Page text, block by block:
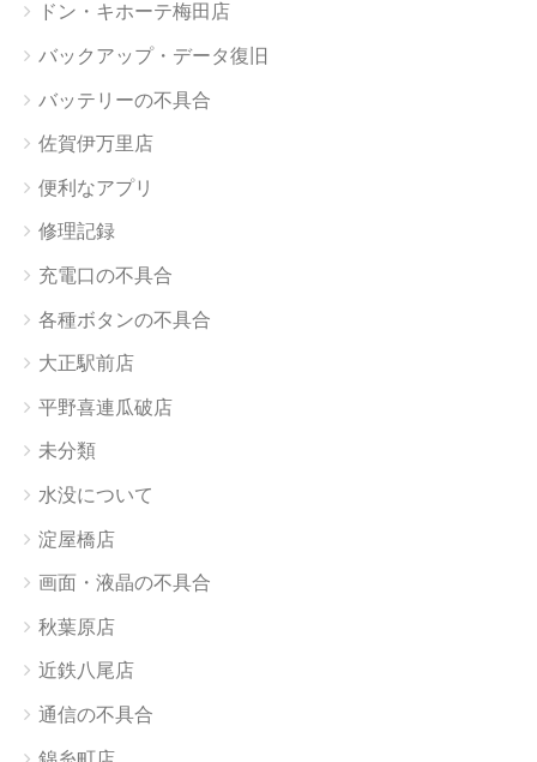
ドン・キホーテ梅田店
バックアップ・データ復旧
バッテリーの不具合
佐賀伊万里店
便利なアプリ
修理記録
充電口の不具合
各種ボタンの不具合
大正駅前店
平野喜連瓜破店
未分類
水没について
淀屋橋店
画面・液晶の不具合
秋葉原店
近鉄八尾店
通信の不具合